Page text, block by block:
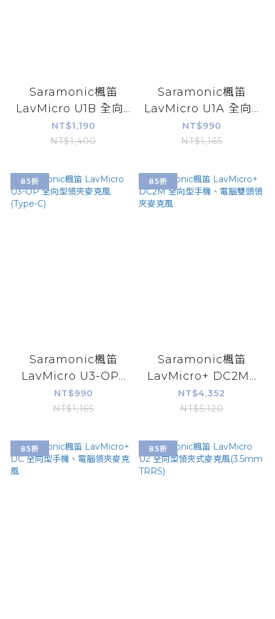
Saramonic楓笛
LavMicro U1B 全向...
NT$1,190
NT$1,400
Saramonic楓笛
LavMicro U1A 全向...
NT$990
NT$1,165
85折
Saramonic楓笛
LavMicro U3-OP...
NT$990
NT$1,165
85折
Saramonic楓笛
LavMicro+ DC2M...
NT$4,352
NT$5,120
85折 85折